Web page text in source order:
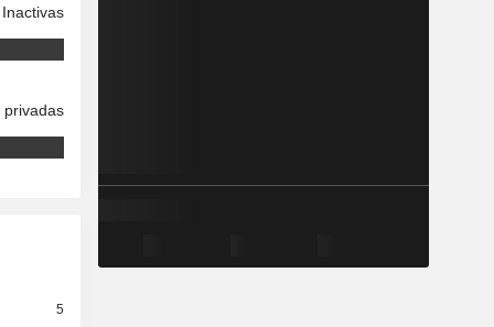
Inactivas
privadas
5